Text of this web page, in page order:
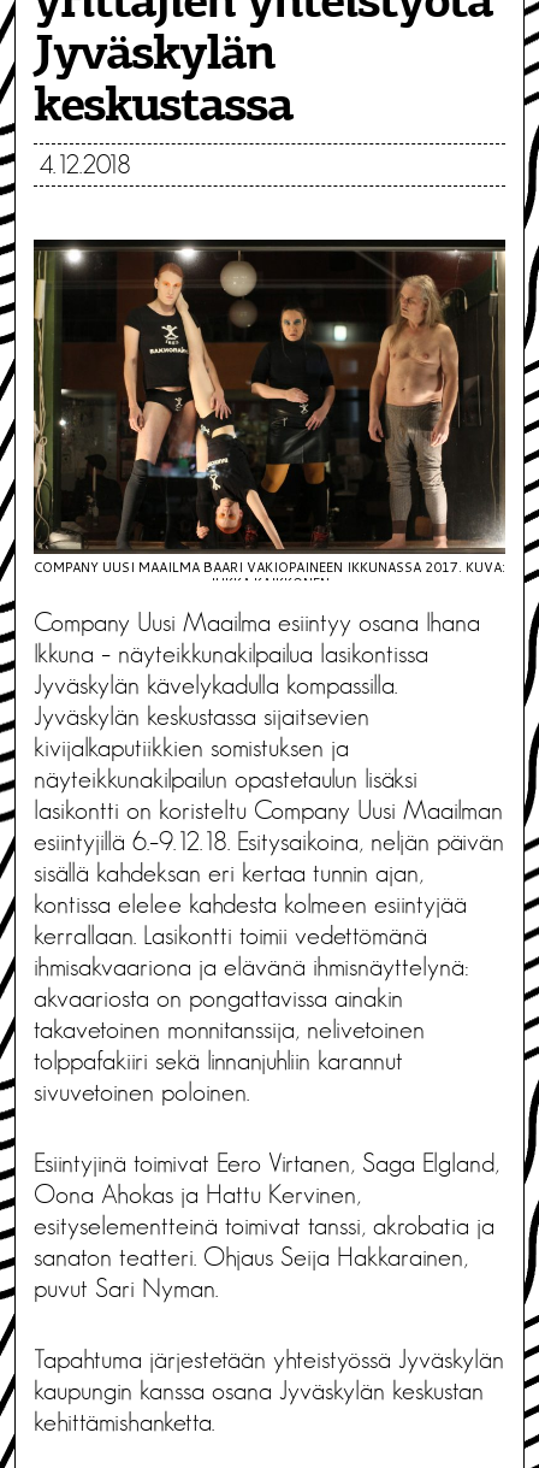
Jyväskylän
keskustassa
4.12.2018
COMPANY UUSI MAAILMA BAARI VAKIOPAINEEN IKKUNASSA 2017. KUVA:
JUKKA KAIKKONEN
Company Uusi Maailma esiintyy osana Ihana
Ikkuna – näyteikkunakilpailua lasikontissa
Jyväskylän kävelykadulla kompassilla.
Jyväskylän keskustassa sijaitsevien
kivijalkaputiikkien somistuksen ja
näyteikkunakilpailun opastetaulun lisäksi
lasikontti on koristeltu Company Uusi Maailman
esiintyjillä 6.–9.12.18. Esitysaikoina, neljän päivän
sisällä kahdeksan eri kertaa tunnin ajan,
kontissa elelee kahdesta kolmeen esiintyjää
kerrallaan. Lasikontti toimii vedettömänä
ihmisakvaariona ja elävänä ihmisnäyttelynä:
akvaariosta on pongattavissa ainakin
takavetoinen monnitanssija, nelivetoinen
tolppafakiiri sekä linnanjuhliin karannut
sivuvetoinen poloinen.
Esiintyjinä toimivat Eero Virtanen, Saga Elgland,
Oona Ahokas ja Hattu Kervinen,
esityselementteinä toimivat tanssi, akrobatia ja
sanaton teatteri. Ohjaus Seija Hakkarainen,
puvut Sari Nyman.
Tapahtuma järjestetään yhteistyössä Jyväskylän
kaupungin kanssa osana Jyväskylän keskustan
kehittämishanketta.